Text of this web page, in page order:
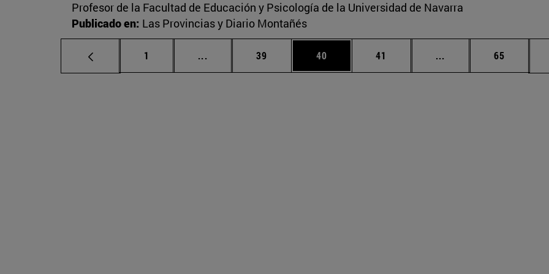
Profesor de la Facultad de Educación y Psicología de la Universidad de Navarra
Publicado en: Las Provincias y Diario Montañés
Página
1 ... Páginas intermedias Use TAB para desplazarse.
Página
39 Página
40 Página
41 ... Páginas intermedias
Página
65